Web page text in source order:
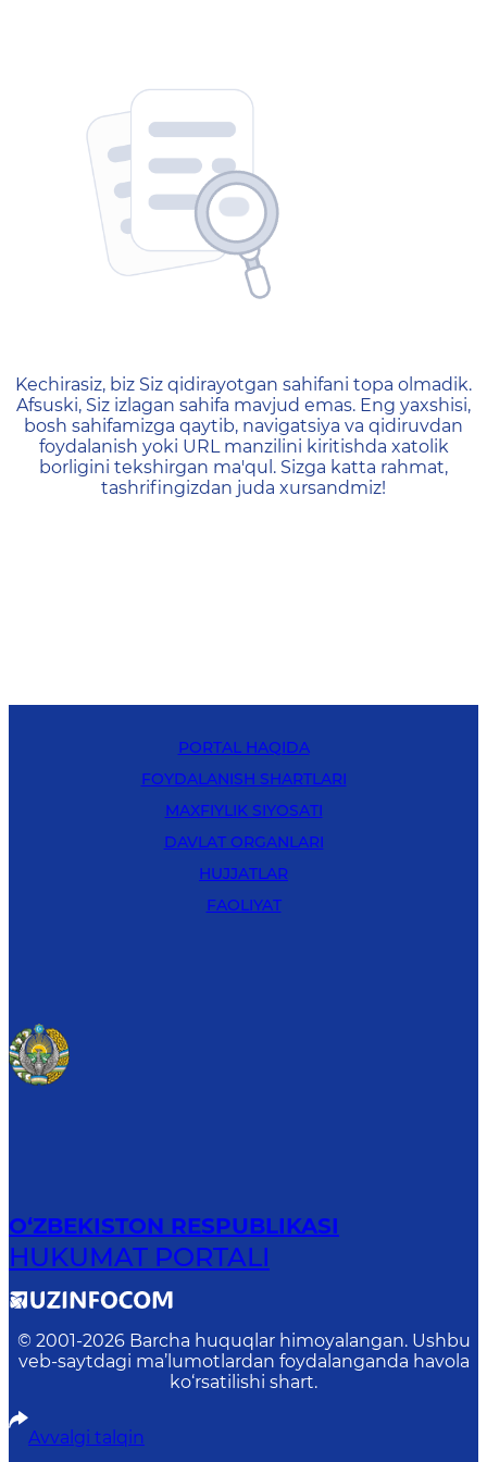
404 — Страница не
Kechirasiz, biz Siz qidirayotgan sahifani topa olmadik.
Afsuski, Siz izlagan sahifa mavjud emas. Eng yaxshisi,
bosh sahifamizga qaytib, navigatsiya va qidiruvdan
foydalanish yoki URL manzilini kiritishda xatolik
borligini tekshirgan ma'qul. Sizga katta rahmat,
tashrifingizdan juda xursandmiz!
PORTAL HAQIDA
FOYDALANISH SHARTLARI
MAXFIYLIK SIYOSATI
DAVLAT ORGANLARI
HUJJATLAR
FAOLIYAT
O‘ZBEKISTON RESPUBLIKASI
HUKUMAT PORTALI
© 2001-2026 Barcha huquqlar himoyalangan. Ushbu
veb-saytdagi ma’lumotlardan foydalanganda havola
ko‘rsatilishi shart.
Avvalgi talqin